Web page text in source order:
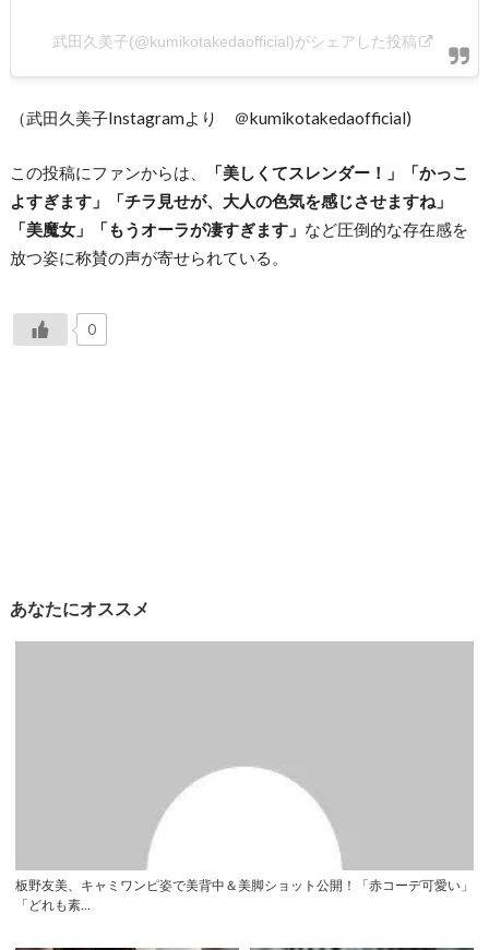
武田久美子(@kumikotakedaofficial)がシェアした投稿
（武田久美子Instagramより ＠kumikotakedaofficial)
この投稿にファンからは、
「美しくてスレンダー！」「かっこ
よすぎます」「チラ見せが、大人の色気を感じさせますね」
「美魔女」「もうオーラが凄すぎます」 など圧倒的な存在感を
放つ姿に称賛の声が寄せられている。
0
あなたにオススメ
板野友美、キャミワンピ姿で美背中＆美脚ショット公開！「赤コーデ可愛い」
「どれも素...